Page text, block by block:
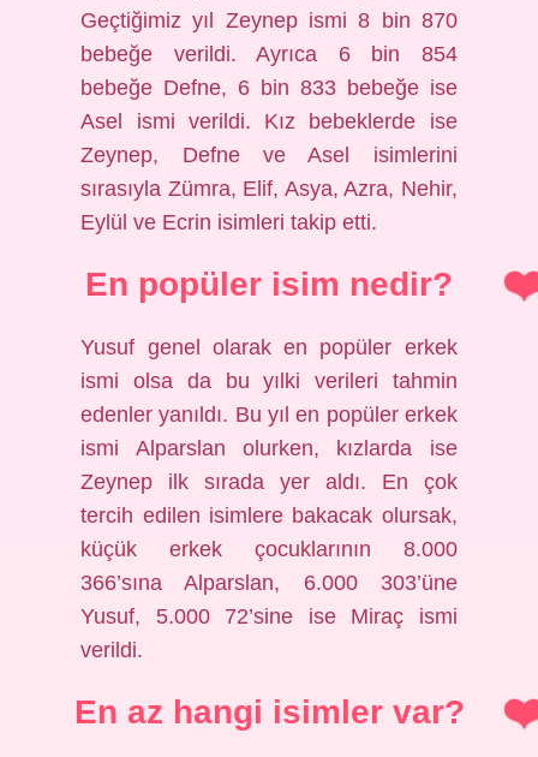
Geçtiğimiz yıl Zeynep ismi 8 bin 870
bebeğe verildi. Ayrıca 6 bin 854
bebeğe Defne, 6 bin 833 bebeğe ise
Asel ismi verildi. Kız bebeklerde ise
Zeynep, Defne ve Asel isimlerini
sırasıyla Zümra, Elif, Asya, Azra, Nehir,
Eylül ve Ecrin isimleri takip etti.
En popüler isim nedir?
Yusuf genel olarak en popüler erkek
ismi olsa da bu yılki verileri tahmin
edenler yanıldı. Bu yıl en popüler erkek
ismi Alparslan olurken, kızlarda ise
Zeynep ilk sırada yer aldı. En çok
tercih edilen isimlere bakacak olursak,
küçük erkek çocuklarının 8.000
366’sına Alparslan, 6.000 303’üne
Yusuf, 5.000 72’sine ise Miraç ismi
verildi.
En az hangi isimler var?